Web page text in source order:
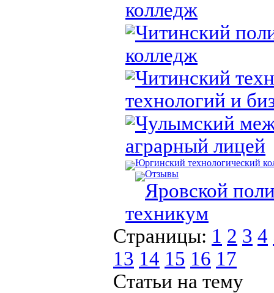
колледж
Читинский
колледж
Читинский
технологий и
Чулымский
аграрный лицей
Юргинский технологический
Отзывы
Яровской
техникум
Страницы: 1 2 3 4
13 14 15 16 17
Статьи на тему